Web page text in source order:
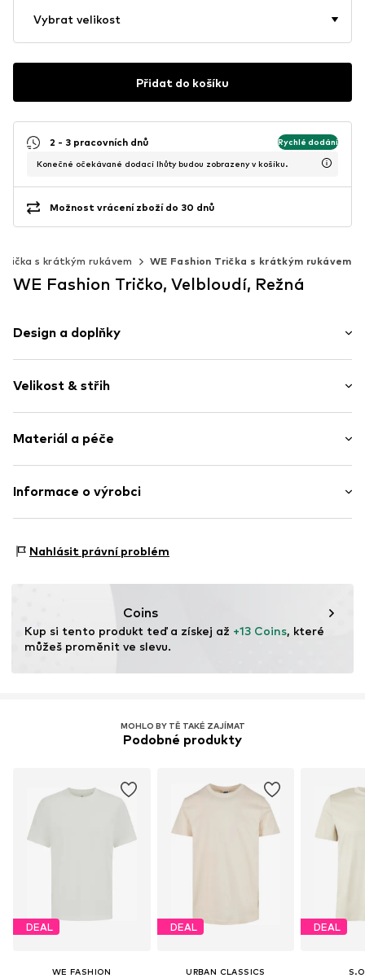
Vybrat velikost
Přidat do košíku
2 - 3 pracovních dnů Rychlé dodání
Konečné očekávané dodací lhůty budou zobrazeny v košíku.
Možnost vrácení zboží do 30 dnů
Trička s krátkým rukávem WE Fashion Trička s krátkým rukávem
WE Fashion Tričko, Velbloudí, Režná
Design a doplňky
Kulatý výstřih
Prošitý límec
Celoplošný vzor
Položka č. WEFdcfo001000002
Velikost & střih
Délka: Normální délka
Střih: Normální střih
Tabulka velikostí
Materiál a péče
Materiál: 60% Bavlna, 40% Polyester - PES
Informace o výrobci
3542AD Utecht
Nahlásit právní problém
Coins
Kup si tento produkt teď a získej až +13 Coins, které
můžeš proměnit ve slevu.
MOHLO BY TĚ TAKÉ ZAJÍMAT
Podobné produkty
DEAL
WE FASHION
DEAL
URBAN CLASSICS
DEAL